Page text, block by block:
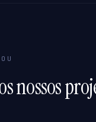
nossos